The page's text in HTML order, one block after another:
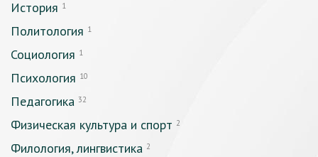
История 1
Политология 1
Социология 1
Психология 10
Педагогика 32
Физическая культура и спорт 2
Филология, лингвистика 2